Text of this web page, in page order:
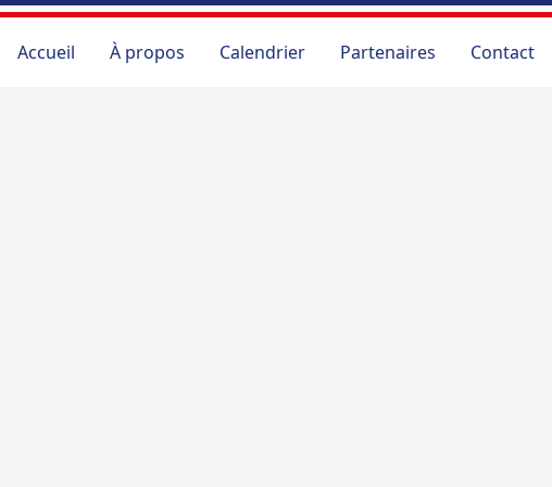
Accueil À propos Calendrier Partenaires Contact